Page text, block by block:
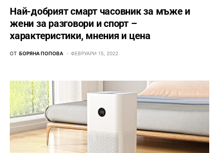
Най-добрият смарт часовник за мъже и
жени за разговори и спорт –
характеристики, мнения и цена
ОТ БОРЯНА ПОПОВА ФЕВРУАРИ 15, 2022